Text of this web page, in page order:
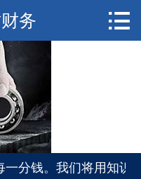
宿迁注册商标
务 
分钱。 我们将用知识